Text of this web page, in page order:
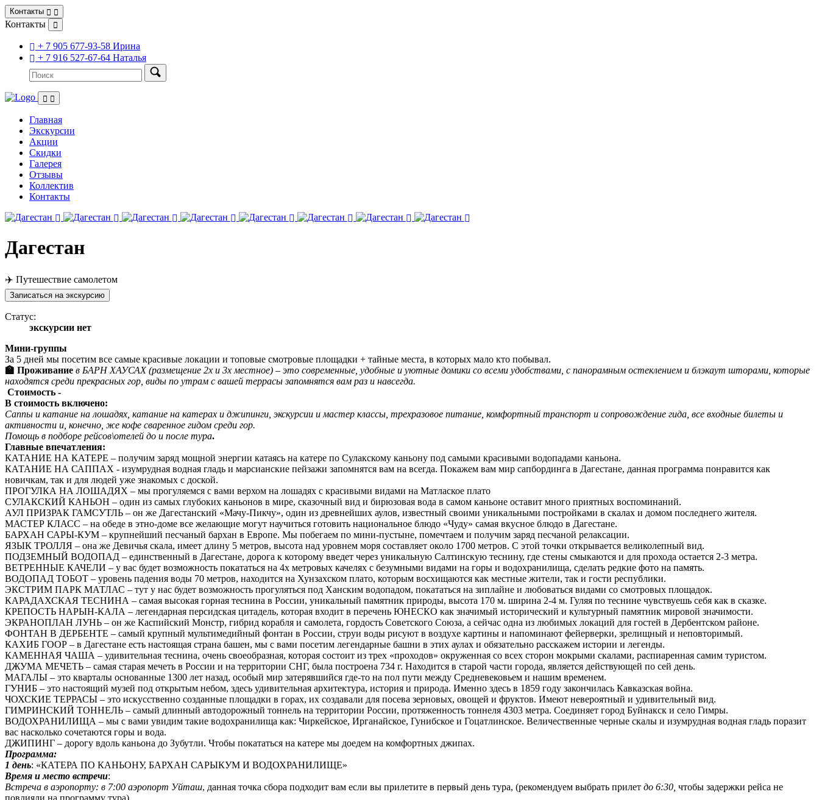
Контакты
Контакты
+ 7 905 677-93-58 Ирина
+ 7 916 527-67-64 Наталья
Главная
Экскурсии
Акции
Скидки
Галерея
Отзывы
Коллектив
Контакты
Дагестан
✈️ Путешествие самолетом
Записаться на экскурсию
Статус:
экскурсии нет
Мини-группы
За 5 дней мы посетим все самые красивые локации и топовые смотровые площадки + тайные места, в которых мало кто побывал.
🏫 Проживание в БАРН ХАУСАХ (размещение 2х и 3х местное) – это современные, удобные и уютные домики со всеми удобствами, с панорамным остеклением и блэкаут шторами, которые
находятся среди прекрасных гор, виды по утрам с вашей террасы запомнятся вам раз и навсегда.
Стоимость -
В стоимость включено:
Саппы и катание на лошадях, катание на катерах и джипинги, экскурсии и мастер классы, трехразовое питание, комфортный транспорт и сопровождение гида, все входные билеты и
активности и, конечно, же кофе сваренное гидом среди гор.
Помощь в подборе рейсов\отелей до и после тура.
Главные впечатления:
КАТАНИЕ НА КАТЕРЕ – получим заряд мощной энергии катаясь на катере по Сулакскому каньону под самыми красивыми водопадами каньона.
КАТАНИЕ НА САППАХ - изумрудная водная гладь и марсианские пейзажи запомнятся вам на всегда. Покажем вам мир сапбординга в Дагестане, данная программа понравится как
новичкам, так и для людей уже знакомых с доской.
ПРОГУЛКА НА ЛОШАДЯХ – мы прогуляемся с вами верхом на лошадях с красивыми видами на Матлаское плато
СУЛАКСКИЙ КАНЬОН – один из самых глубоких каньонов в мире, сказочный вид и бирюзовая вода в самом каньоне оставит много приятных воспоминаний.
АУЛ ПРИЗРАК ГАМСУТЛЬ – он же Дагестанский «Мачу-Пикчу», один из древнейших аулов, известный своими уникальными постройками в скалах и домом последнего жителя.
МАСТЕР КЛАСС – на обеде в этно-доме все желающие могут научиться готовить национальное блюдо «Чуду» самая вкусное блюдо в Дагестане.
БАРХАН САРЫ-КУМ – крупнейший песчаный бархан в Европе. Мы побегаем по мини-пустыне, помечтаем и получим заряд песчаной релаксации.
ЯЗЫК ТРОЛЛЯ – она же Девичья скала, имеет длину 5 метров, высота над уровнем моря составляет около 1700 метров. С этой точки открывается великолепный вид.
ПОДЗЕМНЫЙ ВОДОПАД – единственный в Дагестане, дорога к которому введет через уникальную Салтинскую теснину, где стены смыкаются и для прохода остается 2-3 метра.
ВЕТРЕННЫЕ КАЧЕЛИ – у вас будет возможность покататься на 4х метровых качелях с безумными видами на горы и водохранилища, сделать редкие фото на память.
ВОДОПАД ТОБОТ – уровень падения воды 70 метров, находится на Хунзахском плато, которым восхищаются как местные жители, так и гости республики.
ЭКСТРИМ ПАРК МАТЛАС – тут у нас будет возможность прогуляться под Ханским водопадом, покататься на зиплайне и любоваться видами со смотровых площадок.
КАРАДАХСКАЯ ТЕСНИНА – самая высокая горная теснина в России, уникальный памятник природы, высота 170 м. ширина 2-4 м. Гуляя по теснине чувствуешь себя как в сказке.
КРЕПОСТЬ НАРЫН-КАЛА – легендарная персидская цитадель, которая входит в перечень ЮНЕСКО как значимый исторический и культурный памятник мировой значимости.
ЭКРАНОПЛАН ЛУНЬ – он же Каспийский Монстр, гибрид корабля и самолета, гордость Советского Союза, а сейчас одна из любимых локаций для гостей в Дербентском районе.
ФОНТАН В ДЕРБЕНТЕ – самый крупный мультимедийный фонтан в России, струи воды рисуют в воздухе картины и напоминают фейерверки, зрелищный и неповторимый.
КАХИБ ГООР – в Дагестане есть настоящая страна башен, мы с вами посетим легендарные башни в этих аулах и обязательно расскажем истории и легенды.
КАМЕННАЯ ЧАША – удивительная теснина, очень своеобразная, которая состоит из трех «проходов» окруженная со всех сторон мокрыми скалами, распиаренная самим туристом.
ДЖУМА МЕЧЕТЬ – самая старая мечеть в России и на территории СНГ, была построена 734 г. Находится в старой части города, является действующей по сей день.
МАГАЛЫ – это кварталы основанные 1300 лет назад, особый мир затерявшийся где-то на пол пути между Средневековьем и нашим временем.
ГУНИБ – это настоящий музей под открытым небом, здесь удивительная архитектура, история и природа. Именно здесь в 1859 году закончилась Кавказская война.
ЧОХСКИЕ ТЕРРАСЫ – это искусственно созданные площадки в горах, их создавали для посева зерновых, овощей и фруктов. Имеют невероятный и удивительный вид.
ГИМРИНСКИЙ ТОННЕЛЬ – самый длинный автодорожный тоннель на территории России, протяженность тоннеля 4303 метра. Соединяет город Буйнакск и село Гимры.
ВОДОХРАНИЛИЩА – мы с вами увидим такие водохранилища как: Чиркейское, Ирганайское, Гунибское и Гоцатлинское. Величественные черные скалы и изумрудная водная гладь поразит
вас насколько сочетаются горы и вода.
ДЖИПИНГ – дорогу вдоль каньона до Зубутли. Чтобы покататься на катере мы доедем на комфортных джипах.
Программа:
1 день: «КАТЕРА ПО КАНЬОНУ, БАРХАН САРЫКУМ И ВОДОХРАНИЛИЩЕ»
Время и место встречи:
Встреча в аэропорту: в 7:00 аэропорт Уйташ, данная точка сбора подходит вам если вы прилетите в первый день тура, (рекомендуем выбрать прилет до 6:30, чтобы задержки рейса не
повлияли на программу тура)